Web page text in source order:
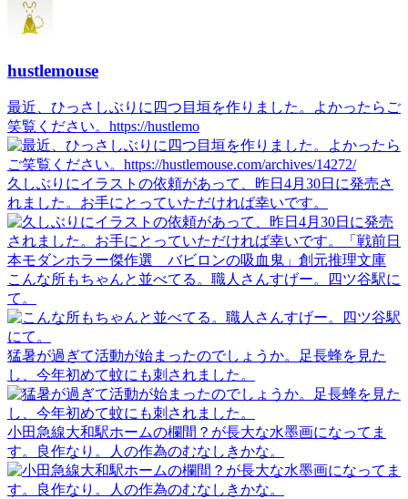
hustlemouse
最近、ひっさしぶりに四つ目垣を作りました。よかったらご
笑覧ください。https://hustlemo
久しぶりにイラストの依頼があって、昨日4月30日に発売さ
れました。お手にとっていただければ幸いです。
こんな所もちゃんと並べてる。職人さんすげー。四ツ谷駅に
て。
猛暑が過ぎて活動が始まったのでしょうか。足長蜂を見た
し、今年初めて蚊にも刺されました。
小田急線大和駅ホームの欄間？が長大な水墨画になってま
す。良作なり。人の作為のむなしきかな。